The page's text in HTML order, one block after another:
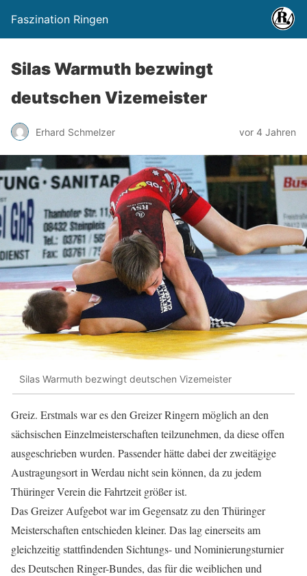
Faszination Ringen
Silas Warmuth bezwingt
deutschen Vizemeister
Erhard Schmelzer vor 4 Jahren
Silas Warmuth bezwingt deutschen Vizemeister
Greiz. Erstmals war es den Greizer Ringern möglich an den
sächsischen Einzelmeisterschaften teilzunehmen, da diese offen
ausgeschrieben wurden. Passender hätte dabei der zweitägige
Austragungsort in Werdau nicht sein können, da zu jedem
Thüringer Verein die Fahrtzeit größer ist.
Das Greizer Aufgebot war im Gegensatz zu den Thüringer
Meisterschaften entschieden kleiner. Das lag einerseits am
gleichzeitig stattfindenden Sichtungs- und Nominierungsturnier
des Deutschen Ringer-Bundes, das für die weiblichen und